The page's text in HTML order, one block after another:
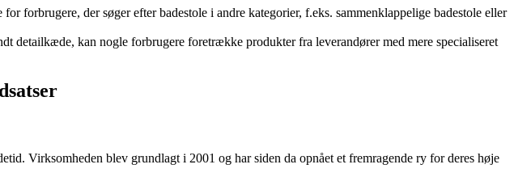
forbrugere, der søger efter badestole i andre kategorier, f.eks. sammenklappelige badestole eller
detailkæde, kan nogle forbrugere foretrække produkter fra leverandører med mere specialiseret
Virksomheden blev grundlagt i 2001 og har siden da opnået et fremragende ry for deres høje